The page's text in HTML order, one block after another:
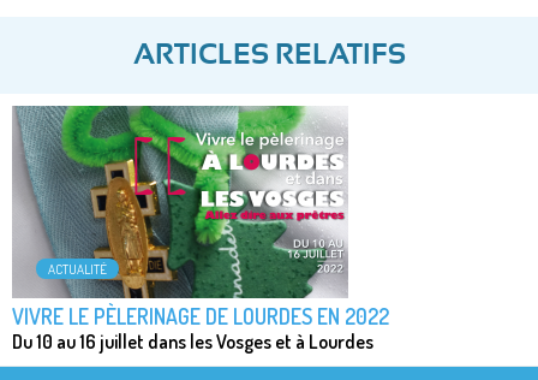
ARTICLES RELATIFS
ACTUALITÉ
VIVRE LE PÈLERINAGE DE LOURDES EN 2022
Du 10 au 16 juillet dans les Vosges et à Lourdes